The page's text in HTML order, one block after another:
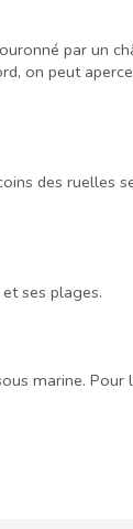
par un
on peut
des ruelles
ses plages.
marine. Pour